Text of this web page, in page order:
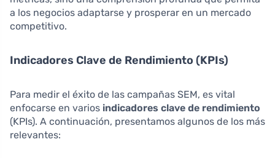
a los negocios adaptarse y prosperar en un mercado
competitivo.
Indicadores Clave de Rendimiento (KPIs)
Para medir el éxito de las campañas SEM, es vital
enfocarse en varios indicadores clave de rendimiento
(KPIs). A continuación, presentamos algunos de los más
relevantes: